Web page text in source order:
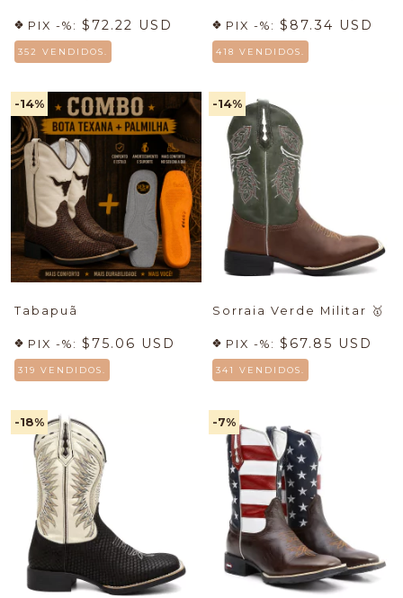
PIX -%: $72.22 USD
352 VENDIDOS.
PIX -%: $87.34 USD
418 VENDIDOS.
-14%
Tabapuã
PIX -%: $75.06 USD
319 VENDIDOS.
-14%
Sorraia Verde Militar 🥇
PIX -%: $67.85 USD
341 VENDIDOS.
-18% -7%